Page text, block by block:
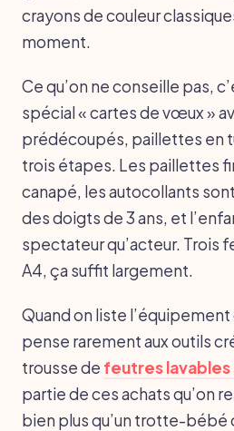
crayons de couleur
moment.
Ce qu’on ne conseille pas,
spécial « cartes de vœux »
prédécoupés, paillettes en
trois étapes. Les paillettes
canapé, les autocollants
des doigts de 3 ans, et
spectateur qu’acteur. Trois
A4, ça suffit largement.
Quand on liste
pense rarement aux outils
trousse de feutres lavables
partie de ces achats qu’on
bien plus qu’un trotte-bébé